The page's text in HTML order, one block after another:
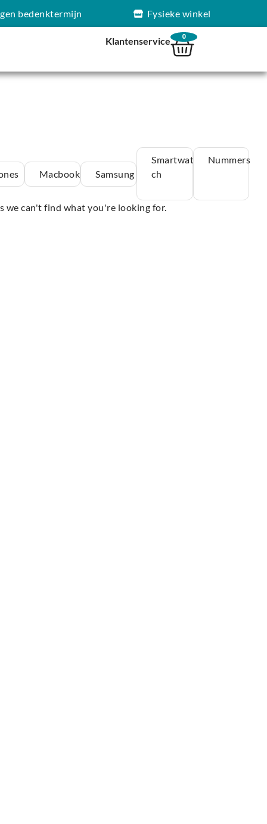
bedenktermijn Fysieke winkel
Klantenservice 0
Macbook Samsung
Smartwat
ch
Nummers
we can't find what you're looking for.